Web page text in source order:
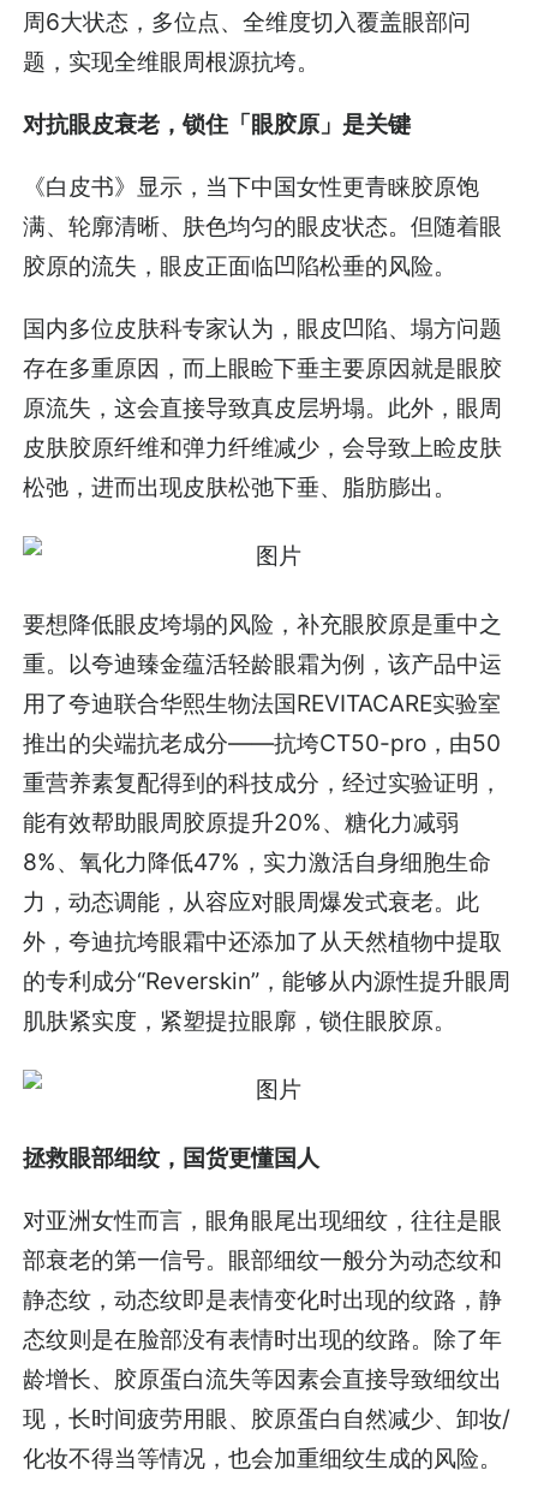
周6大状态，多位点、全维度切入覆盖眼部问
题，实现全维眼周根源抗垮。
对抗眼皮衰老，锁住「眼胶原」是关键
《白皮书》显示，当下中国女性更青睐胶原饱
满、轮廓清晰、肤色均匀的眼皮状态。但随着眼
胶原的流失，眼皮正面临凹陷松垂的风险。
国内多位皮肤科专家认为，眼皮凹陷、塌方问题
存在多重原因，而上眼睑下垂主要原因就是眼胶
原流失，这会直接导致真皮层坍塌。此外，眼周
皮肤胶原纤维和弹力纤维减少，会导致上睑皮肤
松弛，进而出现皮肤松弛下垂、脂肪膨出。
要想降低眼皮垮塌的风险，补充眼胶原是重中之
重。以夸迪臻金蕴活轻龄眼霜为例，该产品中运
用了夸迪联合华熙生物法国REVITACARE实验室
推出的尖端抗老成分——抗垮CT50-pro，由50
重营养素复配得到的科技成分，经过实验证明，
能有效帮助眼周胶原提升20%、糖化力减弱
8%、氧化力降低47%，实力激活自身细胞生命
力，动态调能，从容应对眼周爆发式衰老。此
外，夸迪抗垮眼霜中还添加了从天然植物中提取
的专利成分“Reverskin”，能够从内源性提升眼周
肌肤紧实度，紧塑提拉眼廓，锁住眼胶原。
拯救眼部细纹，国货更懂国人
对亚洲女性而言，眼角眼尾出现细纹，往往是眼
部衰老的第一信号。眼部细纹一般分为动态纹和
静态纹，动态纹即是表情变化时出现的纹路，静
态纹则是在脸部没有表情时出现的纹路。除了年
龄增长、胶原蛋白流失等因素会直接导致细纹出
现，长时间疲劳用眼、胶原蛋白自然减少、卸妆/
化妆不得当等情况，也会加重细纹生成的风险。